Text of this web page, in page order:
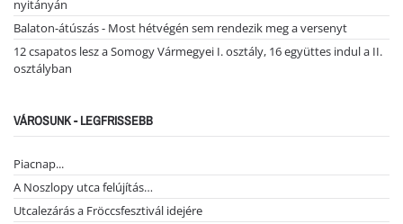
nyitányán
Balaton-átúszás - Most hétvégén sem rendezik meg a versenyt
12 csapatos lesz a Somogy Vármegyei I. osztály, 16 együttes indul a II.
osztályban
VÁROSUNK - LEGFRISSEBB
Piacnap...
A Noszlopy utca felújítás…
Utcalezárás a Fröccsfesztivál idejére